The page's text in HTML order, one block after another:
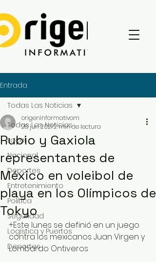
Entrada
Todas Las Noticias
Local
Nacional
Deportes
Entretenimiento
Política
Seguridad
Logística y Puertos
Deportes
Todas Las Noticias
Rubio y Gaxiola
representantes de
México en voleibol de
playa en los Olímpicos de
Tokyo
origeninformativom
28 jun 20212 min de lectura
+Este lunes se definió en un juego
contra los mexicanos Juan Virgen y
Lombardo Ontiveros